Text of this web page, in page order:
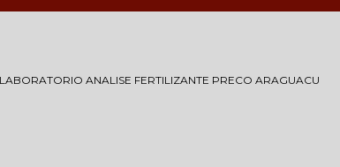
LABORATORIO ANALISE FERTILIZANTE PRECO ARAGUACU